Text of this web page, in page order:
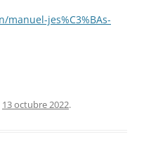
jes%C3%BAs-
13 octubre 2022.